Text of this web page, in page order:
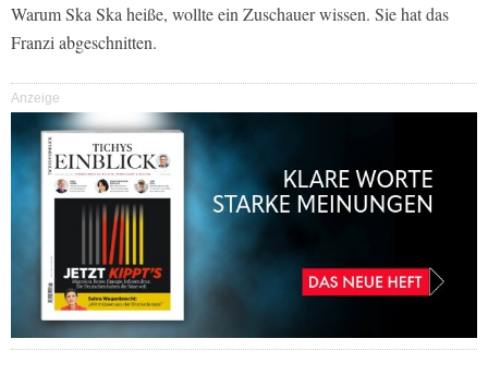
Warum Ska Ska heiße, wollte ein Zuschauer wissen. Sie hat das
Franzi abgeschnitten.
Anzeige